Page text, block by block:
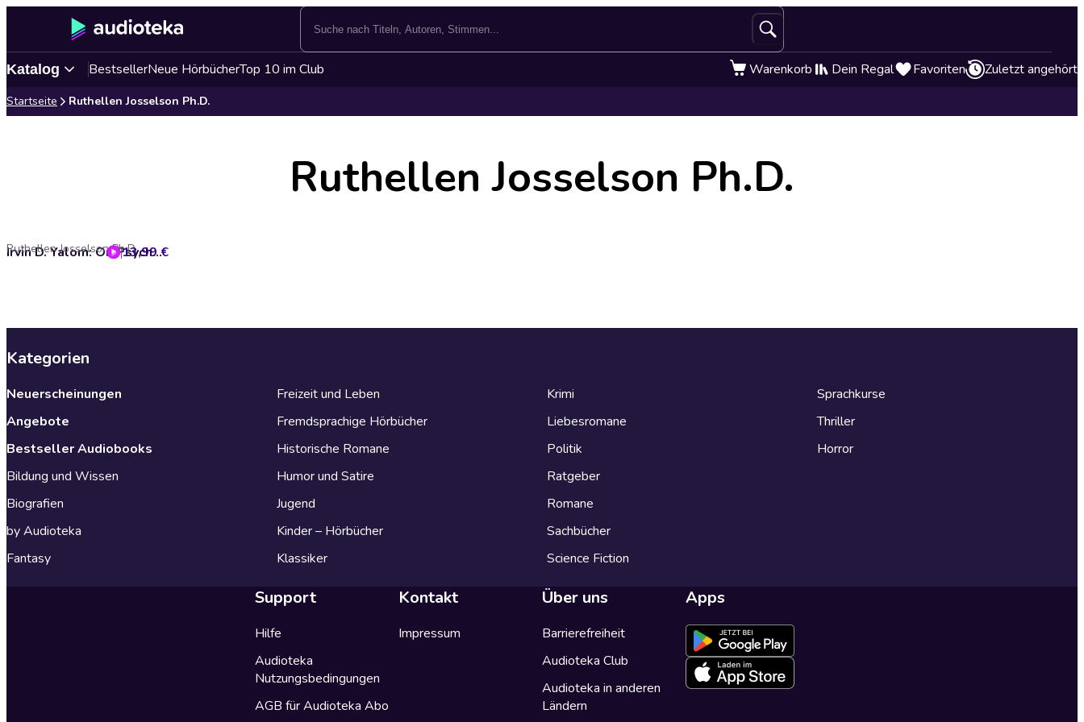
Katalog BestsellerNeue HörbücherTop 10 im Club Warenkorb Dein Regal Favoriten Zuletzt angehört
Startseite Ruthellen Josselson Ph.D.
Ruthellen Josselson Ph.D.
Irvin D. Yalom: On Psychotherapy and the Human Condition
Ruthellen Josselson Ph.D.13,99 €
Kategorien
Neuerscheinungen
Angebote
Bestseller Audiobooks
Bildung und Wissen
Biografien
by Audioteka
Fantasy
Freizeit und Leben
Fremdsprachige Hörbücher
Historische Romane
Humor und Satire
Jugend
Kinder – Hörbücher
Klassiker
Krimi
Liebesromane
Politik
Ratgeber
Romane
Sachbücher
Science Fiction
Sprachkurse
Thriller
Horror
Support
Hilfe
Audioteka
Nutzungsbedingungen
AGB für Audioteka Abo
Kontakt
Impressum
Über uns
Barrierefreiheit
Audioteka Club
Audioteka in anderen
Ländern
Apps